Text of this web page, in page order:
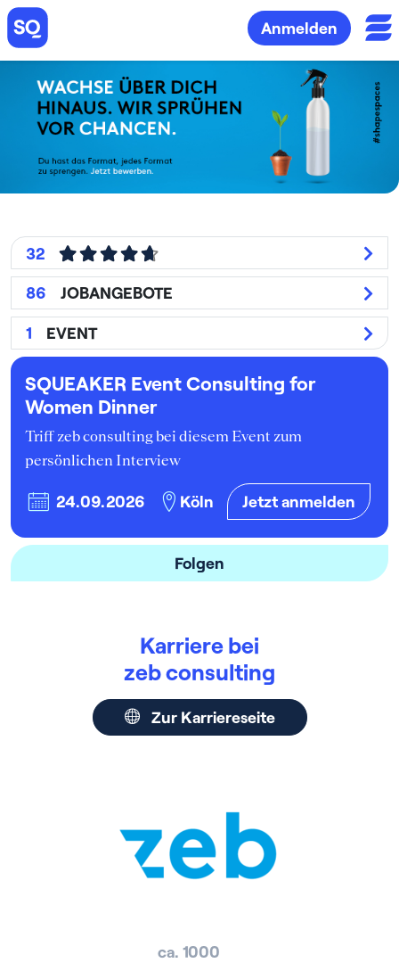
Anmelden
32
86 JOBANGEBOTE
1 EVENT
Folgen
SQUEAKER Event Consulting for
Women Dinner
Triff zeb consulting bei diesem Event zum
persönlichen Interview
24.09.2026 Köln Jetztanmelden
Karriere bei
zeb consulting
Zur Karriereseite
ca. 1000